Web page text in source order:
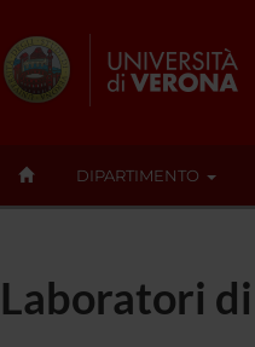
DIPARTIMENTO
Laboratori